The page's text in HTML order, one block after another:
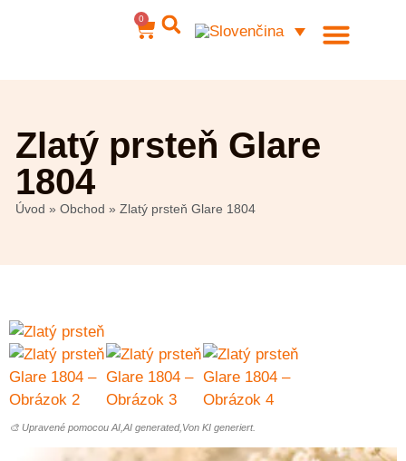
0
Zlatý prsteň Glare
1804
Úvod » Obchod » Zlatý prsteň Glare 1804
🎨 Upravené pomocou AI,AI generated,Von KI generiert.